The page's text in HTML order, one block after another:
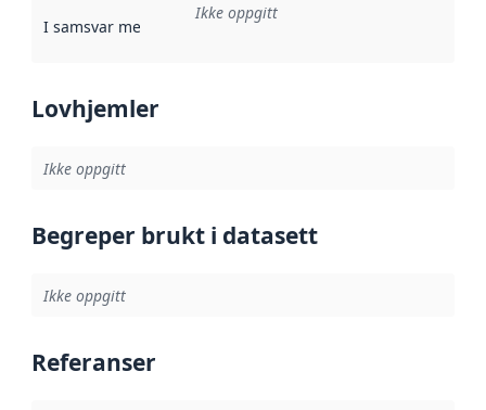
I samsvar med Referanse til en implementasjonsregel
Ikke oppgitt
Lovhjemler
Ikke oppgitt
Begreper brukt i datasett
Ikke oppgitt
Referanser